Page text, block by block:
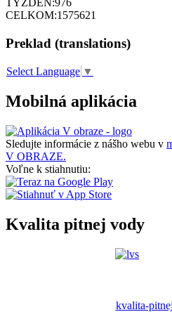
TÝŽDEŇ:976
CELKOM:1575621
Preklad (translations)
Select Language ▼
Mobilná aplikácia
Sledujte informácie z nášho webu v
V OBRAZE.
Voľne k stiahnutiu:
Kvalita pitnej vody
kvalita-